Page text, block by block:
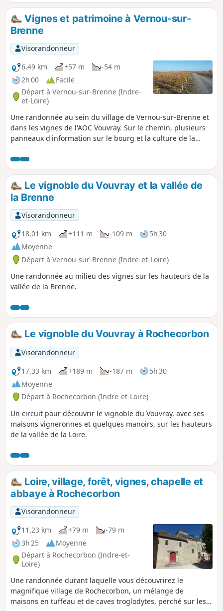
Vignes et patrimoine à Vernou-sur-
Brenne
Visorandonneur
6,49 km
+57 m
-54 m
2h 00
Facile
Départ à Vernou-sur-Brenne (Indre-
et-Loire)
Une randonnée au sein du village de Vernou-sur-Brenne et
dans les vignes de l'AOC Vouvray. Sur le chemin, plusieurs
panneaux d'information sur le bourg et la culture de la
Le vignoble du Vouvray et la vallée de
la Brenne
Visorandonneur
18,01 km
+111 m -109 m
5h 30
Moyenne
Départ à Vernou-sur-Brenne (Indre-et-Loire)
Une randonnée au milieu des vignes sur les hauteurs de la
vallée de la Brenne.
Le vignoble du Vouvray à Rochecorbon
Visorandonneur
17,33 km
+189 m -187 m
5h 30
Moyenne
Départ à Rochecorbon (Indre-et-Loire)
Un circuit pour découvrir le vignoble du Vouvray, avec ses
maisons vigneronnes et quelques manoirs, sur les hauteurs
de la vallée de la Loire.
Loire, village, forêt, vignes, chapelle et
abbaye à Rochecorbon
Visorandonneur
11,23 km
+79 m
-79 m
3h 25
Moyenne
Départ à Rochecorbon (Indre-et-
Loire)
Une randonnée durant laquelle vous découvrirez le
magnifique village de Rochecorbon, un mélange de
maisons en tuffeau et de caves troglodytes, perché sur les